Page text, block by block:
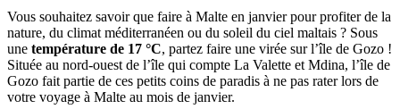
Vous souhaitez savoir que faire à Malte en janvier pour profiter de la
nature, du climat méditerranéen ou du soleil du ciel maltais ? Sous
une température de 17 °C, partez faire une virée sur l’île de Gozo !
Située au nord-ouest de l’île qui compte La Valette et Mdina, l’île de
Gozo fait partie de ces petits coins de paradis à ne pas rater lors de
votre voyage à Malte au mois de janvier.